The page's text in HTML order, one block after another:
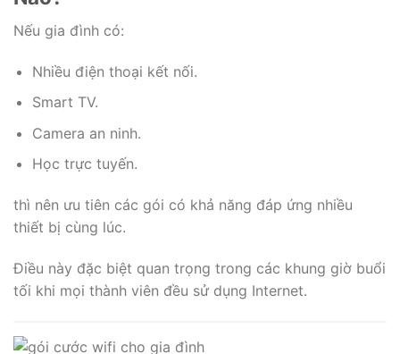
Nếu gia đình có:
Nhiều điện thoại kết nối.
Smart TV.
Camera an ninh.
Học trực tuyến.
thì nên ưu tiên các gói có khả năng đáp ứng nhiều
thiết bị cùng lúc.
Điều này đặc biệt quan trọng trong các khung giờ buổi
tối khi mọi thành viên đều sử dụng Internet.